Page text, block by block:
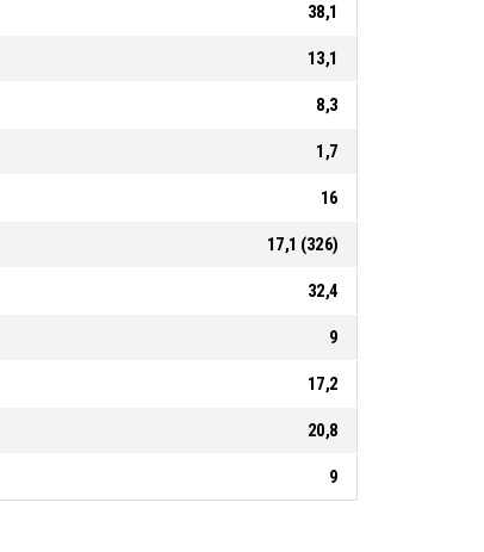
38,1
13,1
8,3
1,7
16
17,1 (326)
32,4
9
17,2
20,8
9